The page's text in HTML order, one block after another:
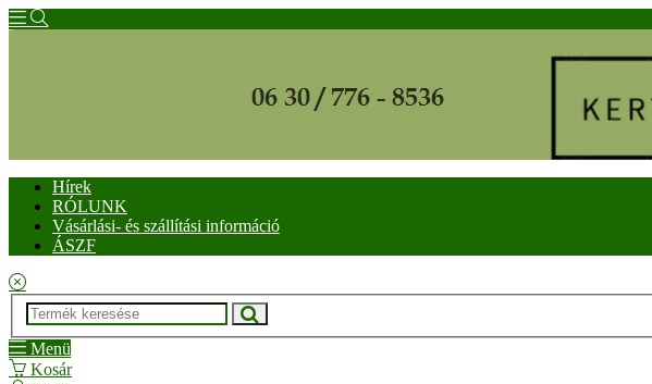
Hírek
RÓLUNK
Vásárlási- és szállítási információ
ÁSZF
Menü
Kosár